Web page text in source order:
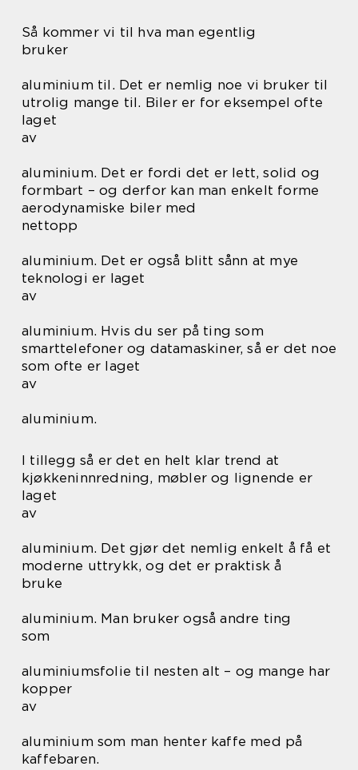
Så kommer vi til hva man egentlig
bruker
aluminium til. Det er nemlig noe vi bruker til
utrolig mange til. Biler er for eksempel ofte
laget
av
aluminium. Det er fordi det er lett, solid og
formbart – og derfor kan man enkelt forme
aerodynamiske biler med
nettopp
aluminium. Det er også blitt sånn at mye
teknologi er laget
av
aluminium. Hvis du ser på ting som
smarttelefoner og datamaskiner, så er det noe
som ofte er laget
av
aluminium.
I tillegg så er det en helt klar trend at
kjøkkeninnredning, møbler og lignende er
laget
av
aluminium. Det gjør det nemlig enkelt å få et
moderne uttrykk, og det er praktisk å
bruke
aluminium. Man bruker også andre ting
som
aluminiumsfolie til nesten alt – og mange har
kopper
av
aluminium som man henter kaffe med på
kaffebaren.